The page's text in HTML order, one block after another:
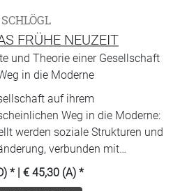
FRÜHE NEUZEIT
und Theorie einer Gesellschaft
in die Moderne
auf ihrem
Weg in die Moderne:
werden soziale Strukturen und
verbunden mit
und den
in der
* | € 45,30 (A) *